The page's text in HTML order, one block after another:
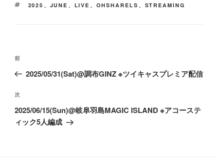
タ
2025 、 JUNE 、 LIVE 、 OHSHARELS 、 STREAMING
投
稿
ナ
ビ
ゲ
ー
前
の
稿
前
2025/05/31(Sat)@調布GINZ ※ツイキャスプレミア配信
次
の
投
次
2025/06/15(Sun)@岐阜羽島MAGIC ISLAND ※アコーステ
ィック5人編成